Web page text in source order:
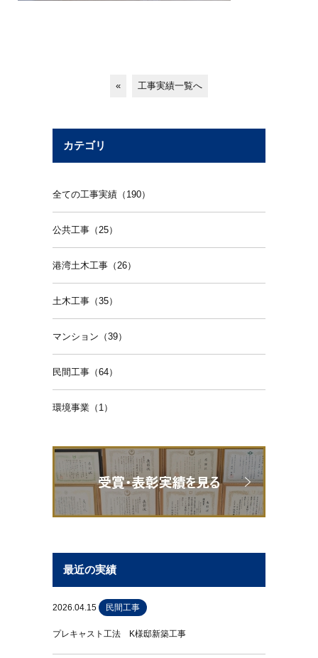
« 工事実績一覧へ
カテゴリ
全ての工事実績（190）
公共工事（25）
港湾土木工事（26）
土木工事（35）
マンション（39）
民間工事（64）
環境事業（1）
最近の実績
2026.04.15 民間工事
プレキャスト工法 K様邸新築工事